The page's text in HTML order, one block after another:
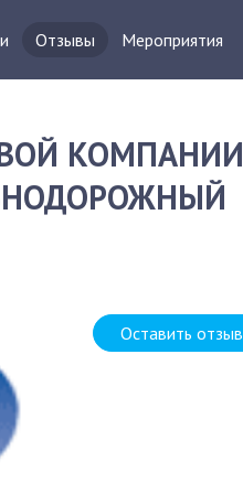
Отзывы Мероприятия
КОМПАНИИ
Оставить отзыв